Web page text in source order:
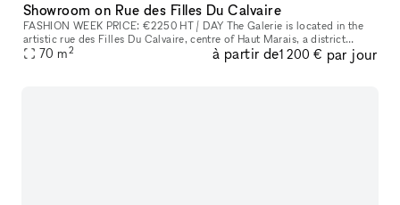
Showroom on Rue des Filles Du Calvaire
FASHION WEEK PRICE: €2250 HT / DAY The Galerie is located in the
artistic rue des Filles Du Calvaire​,​ centre of Haut Marais​,​ a district
known for its art galleries and high end boutiques on Beaum
70 m2 à partir de1 200 € par jour